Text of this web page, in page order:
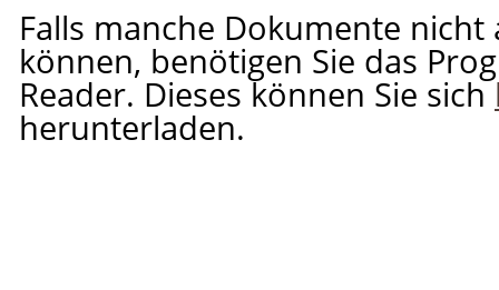
Falls manche Dokumente
können, benötigen Sie das
Reader. Dieses können Sie sich
herunterladen.